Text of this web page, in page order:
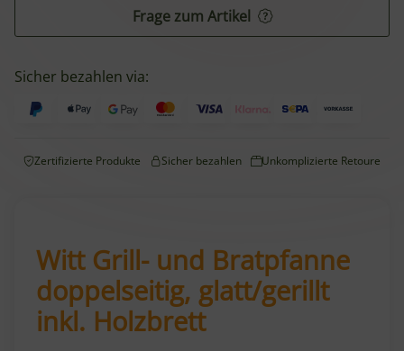
Frage zum Artikel
Sicher bezahlen via:
Zertifizierte Produkte Sicher bezahlen Unkomplizierte Retoure
Witt Grill- und Bratpfanne
doppelseitig, glatt/gerillt
inkl. Holzbrett